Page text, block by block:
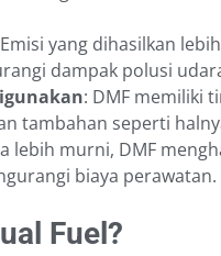
yang dihasilkan
dampak polusi
: DMF memiliki
tambahan seperti
lebih murni, DMF
biaya perawatan.
Fuel?